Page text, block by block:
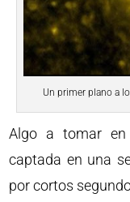
Un primer plano a
Algo a tomar
captada en una
por cortos